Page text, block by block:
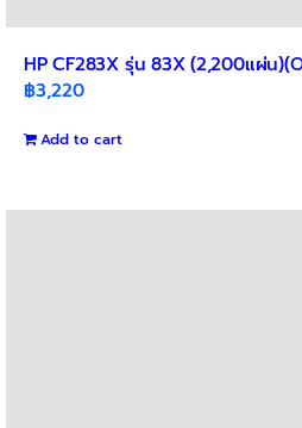
HP CF283X รุ่น 83X (2,200แผ่น
฿3,220
Add to cart